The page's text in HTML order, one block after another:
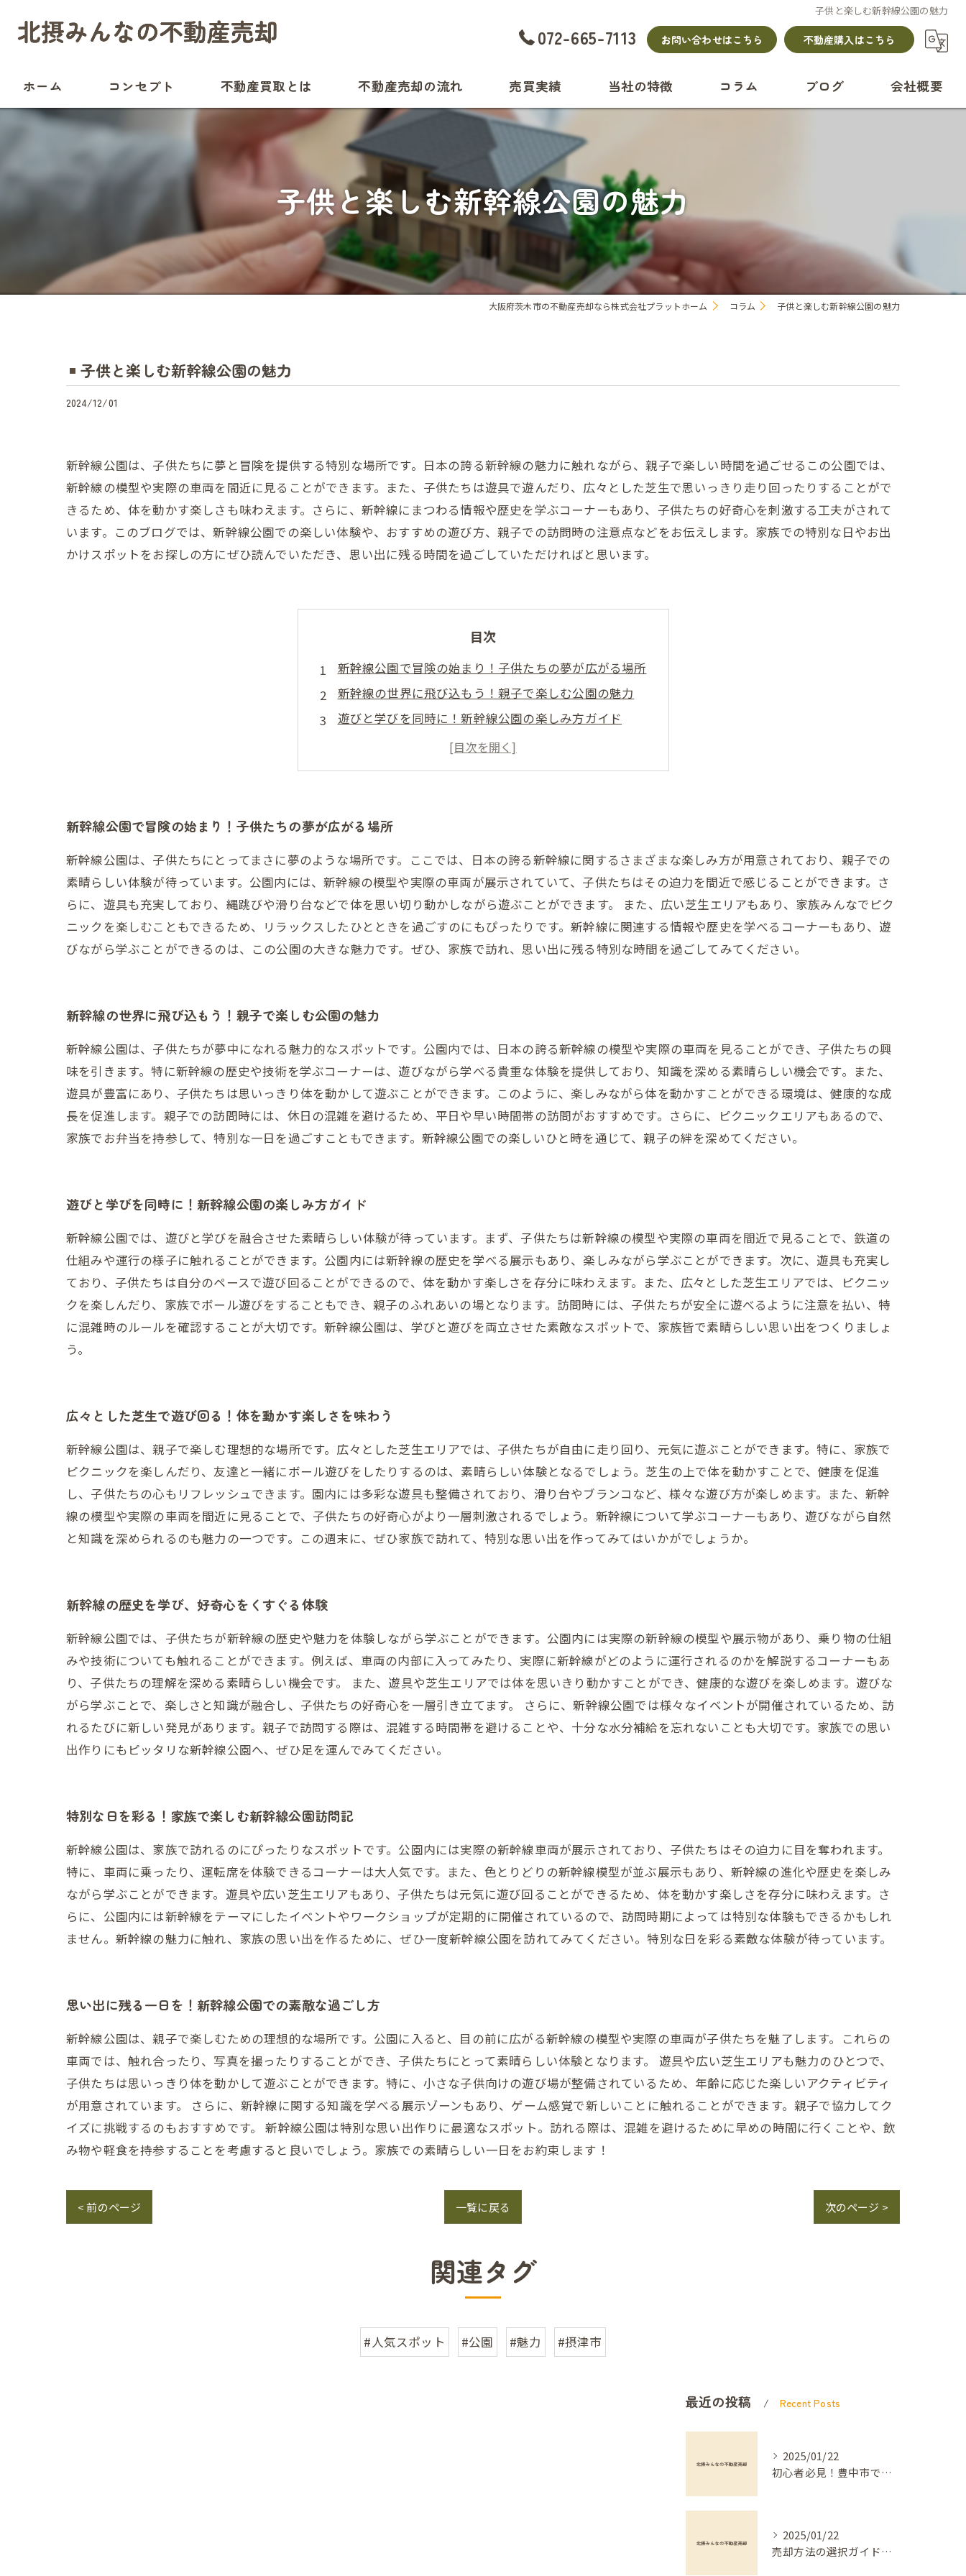
子供と楽しむ新幹線公園の魅力
072-665-7113 お問い合わせはこちら 不動産購入はこちら
ホーム コンセプト 不動産買取とは 不動産売却の流れ 売買実績 当社の特徴
中古戸建て
相続
土地
買取
コラム ブログ 会社概要
子供と楽しむ新幹線公園の魅力
大阪府茨木市の不動産売却なら株式会社プラットホーム コラム 子供と楽しむ新幹線公園の魅力
子供と楽しむ新幹線公園の魅力
2024/12/01
新幹線公園は、子供たちに夢と冒険を提供する特別な場所です。日本の誇る新幹線の魅力に触れながら、親子で楽しい時間を過ごせるこの公園では、
新幹線の模型や実際の車両を間近に見ることができます。また、子供たちは遊具で遊んだり、広々とした芝生で思いっきり走り回ったりすることがで
きるため、体を動かす楽しさも味わえます。さらに、新幹線にまつわる情報や歴史を学ぶコーナーもあり、子供たちの好奇心を刺激する工夫がされて
います。このブログでは、新幹線公園での楽しい体験や、おすすめの遊び方、親子での訪問時の注意点などをお伝えします。家族での特別な日やお出
かけスポットをお探しの方にぜひ読んでいただき、思い出に残る時間を過ごしていただければと思います。
目次
新幹線公園で冒険の始まり！子供たちの夢が広がる場所
新幹線の世界に飛び込もう！親子で楽しむ公園の魅力
遊びと学びを同時に！新幹線公園の楽しみ方ガイド
広々とした芝生で遊び回る！体を動かす楽しさを味わう
新幹線の歴史を学び、好奇心をくすぐる体験
思い出に残る一日を！新幹線公園での素敵な過ごし方
新幹線公園で冒険の始まり！子供たちの夢が広がる場所
新幹線公園は、子供たちにとってまさに夢のような場所です。ここでは、日本の誇る新幹線に関するさまざまな楽しみ方が用意されており、親子での
素晴らしい体験が待っています。公園内には、新幹線の模型や実際の車両が展示されていて、子供たちはその迫力を間近で感じることができます。さ
らに、遊具も充実しており、縄跳びや滑り台などで体を思い切り動かしながら遊ぶことができます。 また、広い芝生エリアもあり、家族みんなでピク
ニックを楽しむこともできるため、リラックスしたひとときを過ごすのにもぴったりです。新幹線に関連する情報や歴史を学べるコーナーもあり、遊
びながら学ぶことができるのは、この公園の大きな魅力です。ぜひ、家族で訪れ、思い出に残る特別な時間を過ごしてみてください。
新幹線の世界に飛び込もう！親子で楽しむ公園の魅力
新幹線公園は、子供たちが夢中になれる魅力的なスポットです。公園内では、日本の誇る新幹線の模型や実際の車両を見ることができ、子供たちの興
味を引きます。特に新幹線の歴史や技術を学ぶコーナーは、遊びながら学べる貴重な体験を提供しており、知識を深める素晴らしい機会です。また、
遊具が豊富にあり、子供たちは思いっきり体を動かして遊ぶことができます。このように、楽しみながら体を動かすことができる環境は、健康的な成
長を促進します。親子での訪問時には、休日の混雑を避けるため、平日や早い時間帯の訪問がおすすめです。さらに、ピクニックエリアもあるので、
家族でお弁当を持参して、特別な一日を過ごすこともできます。新幹線公園での楽しいひと時を通じて、親子の絆を深めてください。
遊びと学びを同時に！新幹線公園の楽しみ方ガイド
新幹線公園では、遊びと学びを融合させた素晴らしい体験が待っています。まず、子供たちは新幹線の模型や実際の車両を間近で見ることで、鉄道の
仕組みや運行の様子に触れることができます。公園内には新幹線の歴史を学べる展示もあり、楽しみながら学ぶことができます。次に、遊具も充実し
ており、子供たちは自分のペースで遊び回ることができるので、体を動かす楽しさを存分に味わえます。また、広々とした芝生エリアでは、ピクニッ
クを楽しんだり、家族でボール遊びをすることもでき、親子のふれあいの場となります。訪問時には、子供たちが安全に遊べるように注意を払い、特
に混雑時のルールを確認することが大切です。新幹線公園は、学びと遊びを両立させた素敵なスポットで、家族皆で素晴らしい思い出をつくりましょ
う。
広々とした芝生で遊び回る！体を動かす楽しさを味わう
新幹線公園は、親子で楽しむ理想的な場所です。広々とした芝生エリアでは、子供たちが自由に走り回り、元気に遊ぶことができます。特に、家族で
ピクニックを楽しんだり、友達と一緒にボール遊びをしたりするのは、素晴らしい体験となるでしょう。芝生の上で体を動かすことで、健康を促進
し、子供たちの心もリフレッシュできます。園内には多彩な遊具も整備されており、滑り台やブランコなど、様々な遊び方が楽しめます。また、新幹
線の模型や実際の車両を間近に見ることで、子供たちの好奇心がより一層刺激されるでしょう。新幹線について学ぶコーナーもあり、遊びながら自然
と知識を深められるのも魅力の一つです。この週末に、ぜひ家族で訪れて、特別な思い出を作ってみてはいかがでしょうか。
新幹線の歴史を学び、好奇心をくすぐる体験
新幹線公園では、子供たちが新幹線の歴史や魅力を体験しながら学ぶことができます。公園内には実際の新幹線の模型や展示物があり、乗り物の仕組
みや技術についても触れることができます。例えば、車両の内部に入ってみたり、実際に新幹線がどのように運行されるのかを解説するコーナーもあ
り、子供たちの理解を深める素晴らしい機会です。 また、遊具や芝生エリアでは体を思いきり動かすことができ、健康的な遊びを楽しめます。遊びな
がら学ぶことで、楽しさと知識が融合し、子供たちの好奇心を一層引き立てます。 さらに、新幹線公園では様々なイベントが開催されているため、訪
れるたびに新しい発見があります。親子で訪問する際は、混雑する時間帯を避けることや、十分な水分補給を忘れないことも大切です。家族での思い
出作りにもピッタリな新幹線公園へ、ぜひ足を運んでみてください。
特別な日を彩る！家族で楽しむ新幹線公園訪問記
新幹線公園は、家族で訪れるのにぴったりなスポットです。公園内には実際の新幹線車両が展示されており、子供たちはその迫力に目を奪われます。
特に、車両に乗ったり、運転席を体験できるコーナーは大人気です。また、色とりどりの新幹線模型が並ぶ展示もあり、新幹線の進化や歴史を楽しみ
ながら学ぶことができます。遊具や広い芝生エリアもあり、子供たちは元気に遊び回ることができるため、体を動かす楽しさを存分に味わえます。さ
らに、公園内には新幹線をテーマにしたイベントやワークショップが定期的に開催されているので、訪問時期によっては特別な体験もできるかもしれ
ません。新幹線の魅力に触れ、家族の思い出を作るために、ぜひ一度新幹線公園を訪れてみてください。特別な日を彩る素敵な体験が待っています。
思い出に残る一日を！新幹線公園での素敵な過ごし方
新幹線公園は、親子で楽しむための理想的な場所です。公園に入ると、目の前に広がる新幹線の模型や実際の車両が子供たちを魅了します。これらの
車両では、触れ合ったり、写真を撮ったりすることができ、子供たちにとって素晴らしい体験となります。 遊具や広い芝生エリアも魅力のひとつで、
子供たちは思いっきり体を動かして遊ぶことができます。特に、小さな子供向けの遊び場が整備されているため、年齢に応じた楽しいアクティビティ
が用意されています。 さらに、新幹線に関する知識を学べる展示ゾーンもあり、ゲーム感覚で新しいことに触れることができます。親子で協力してク
イズに挑戦するのもおすすめです。 新幹線公園は特別な思い出作りに最適なスポット。訪れる際は、混雑を避けるために早めの時間に行くことや、飲
み物や軽食を持参することを考慮すると良いでしょう。家族での素晴らしい一日をお約束します！
< 前のページ 一覧に戻る 次のページ >
関連タグ
#人気スポット #公園 #魅力 #摂津市
最近の投稿 Recent Posts
2025/01/22
初心者必見！豊中市でのマンション不動産売却を成功させる方法
2025/01/22
売却方法の選択ガイド：不動産買取と仲介の違い